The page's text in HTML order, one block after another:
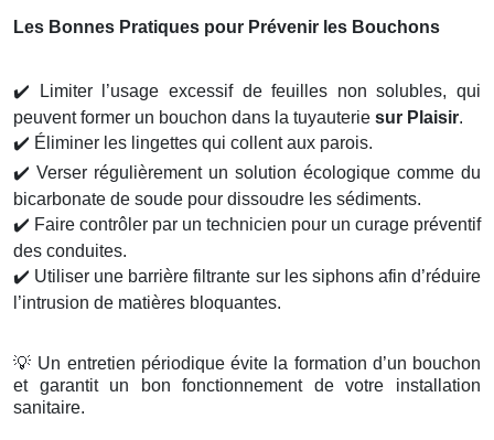
Les Bonnes Pratiques pour Prévenir les Bouchons
✔️ Limiter l’usage excessif de feuilles non solubles, qui
peuvent former un bouchon dans la tuyauterie sur Plaisir.
✔️ Éliminer les lingettes qui collent aux parois.
✔️ Verser régulièrement un solution écologique comme du
bicarbonate de soude pour dissoudre les sédiments.
✔️ Faire contrôler par un technicien pour un curage préventif
des conduites.
✔️ Utiliser une barrière filtrante sur les siphons afin d’réduire
l’intrusion de matières bloquantes.
💡 Un entretien périodique évite la formation d’un bouchon
et garantit un bon fonctionnement de votre installation
sanitaire.